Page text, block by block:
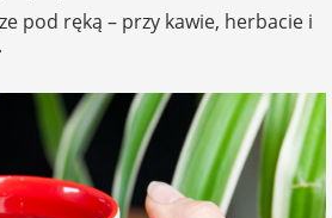
pod ręką – przy kawie, herbacie i